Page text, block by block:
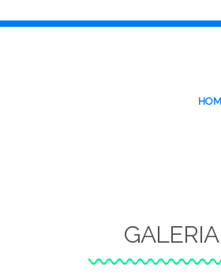
GALERIA